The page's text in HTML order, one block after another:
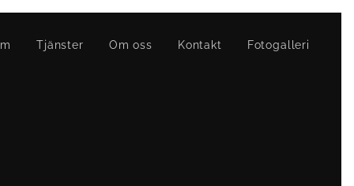
Tjänster Om oss Kontakt Fotogalleri